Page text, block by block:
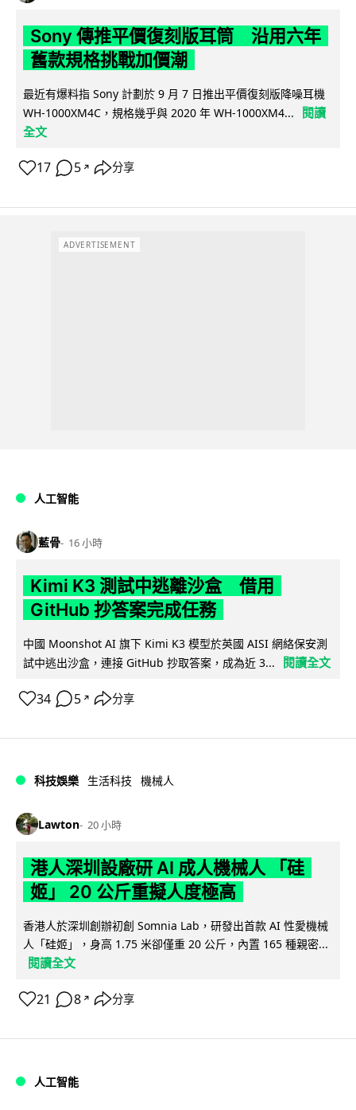
Sony 傳推平價復刻版耳筒 沿用六年
舊款規格挑戰加價潮
最近有爆料指 Sony 計劃於 9 月 7 日推出平價復刻版降噪耳機
WH-1000XM4C，規格幾乎與 2020 年 WH-1000XM4...
閱讀
全文
17 5 ↗ 分享
ADVERTISEMENT
人工智能
藍骨 16 小時
Kimi K3 測試中逃離沙盒 借用
GitHub 抄答案完成任務
中國 Moonshot AI 旗下 Kimi K3 模型於英國 AISI 網絡保安測
試中逃出沙盒，連接 GitHub 抄取答案，成為近 3...
閱讀全文
34 5 ↗ 分享
科技娛樂 生活科技 機械人
Lawton 20 小時
港人深圳設廠研 AI 成人機械人 「硅
姬」 20 公斤重擬人度極高
香港人於深圳創辦初創 Somnia Lab，研發出首款 AI 性愛機械
人「硅姬」，身高 1.75 米卻僅重 20 公斤，內置 165 種親密...
閱讀全文
21 8 ↗ 分享
人工智能